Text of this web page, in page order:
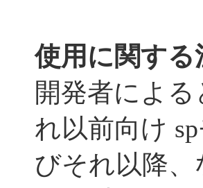
使用に関する
開発者によ
れ以前向け
びそれ以降、